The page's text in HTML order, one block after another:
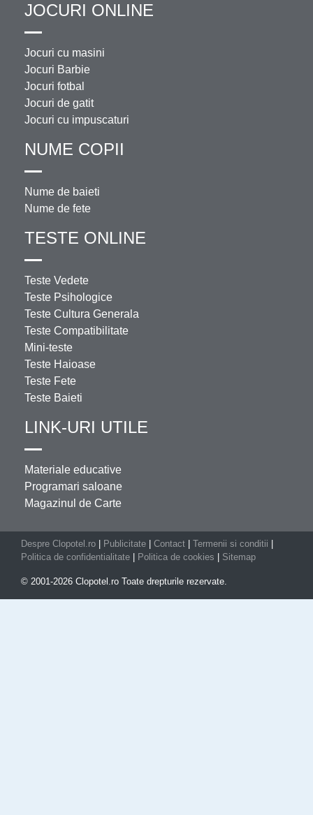
JOCURI ONLINE
Jocuri cu masini
Jocuri Barbie
Jocuri fotbal
Jocuri de gatit
Jocuri cu impuscaturi
NUME COPII
Nume de baieti
Nume de fete
TESTE ONLINE
Teste Vedete
Teste Psihologice
Teste Cultura Generala
Teste Compatibilitate
Mini-teste
Teste Haioase
Teste Fete
Teste Baieti
LINK-URI UTILE
Materiale educative
Programari saloane
Magazinul de Carte
Despre Clopotel.ro Publicitate Contact Termenii si conditii
Politica de confidentialitate
Politica de cookies Sitemap
© 2001-2026 Clopotel.ro Toate drepturile rezervate.